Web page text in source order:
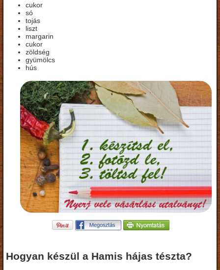
cukor
só
tojás
liszt
margarin
cukor
zöldség
gyümölcs
hús
Hogyan készül a Hamis hájas tészta?